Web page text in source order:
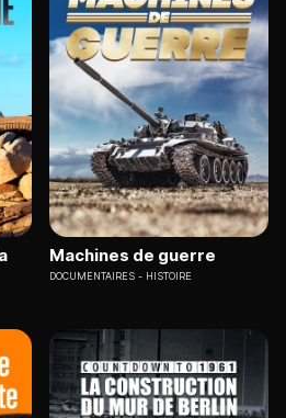
Machines de guerre
DOCUMENTAIRES HISTOIRE